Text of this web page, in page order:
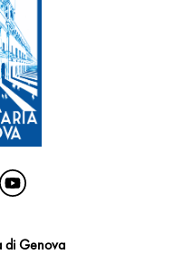
di Genova